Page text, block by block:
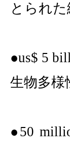
とられ
●us$ 5
生物多様
● 50